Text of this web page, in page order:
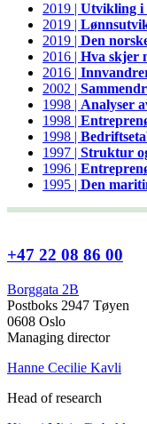
2019 | Utvikling i
2019 |
2019 | Den
2016 | Hva skjer
2016 |
2002 |
1998 | Analyser
1998 |
1998 |
1997 | Struktur
1996 |
1995 | Den
+47 22 08 86 00
Borggata 2B
Postboks 2947 Tøyen
0608 Oslo
Managing director
Hanne Cecilie Kavli
Head of research